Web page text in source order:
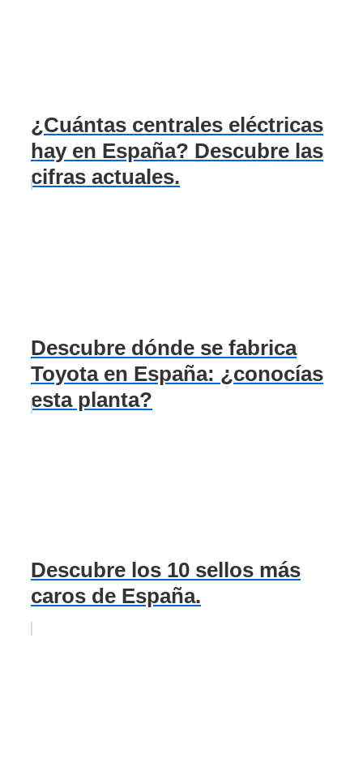
¿Cuántas centrales eléctricas
hay en España? Descubre las
cifras actuales.
Descubre dónde se fabrica
Toyota en España: ¿conocías
esta planta?
Descubre los 10 sellos más
caros de España.